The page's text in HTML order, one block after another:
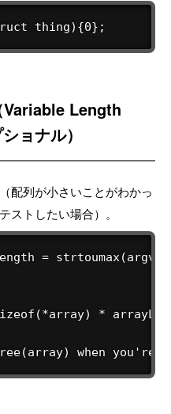
thing){0};
Variable Length
ョナル）
配列が小さいことがわかっ
ストしたい場合）。
=
*
when you're